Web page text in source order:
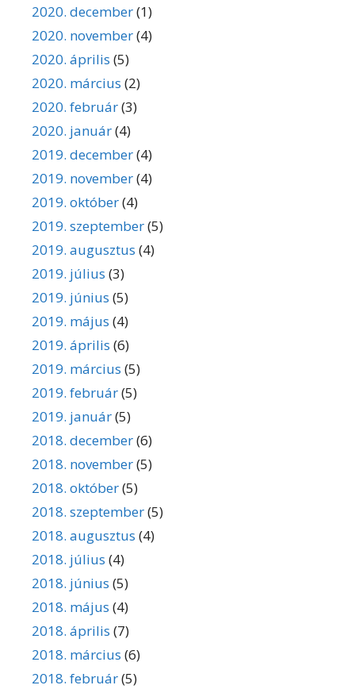
2020. december(1)
2020. november(4)
2020. április (5)
2020. március (2)
2020. február(3)
2020. január(4)
2019. december(4)
2019. november(4)
2019. október(4)
2019. szeptember(5)
2019. augusztus (4)
2019. július (3)
2019. június (5)
2019. május (4)
2019. április (6)
2019. március (5)
2019. február(5)
2019. január(5)
2018. december(6)
2018. november(5)
2018. október(5)
2018. szeptember(5)
2018. augusztus (4)
2018. július (4)
2018. június (5)
2018. május (4)
2018. április (7)
2018. március (6)
2018. február(5)